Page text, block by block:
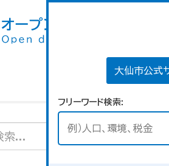
大仙市公式
フリーワード検索